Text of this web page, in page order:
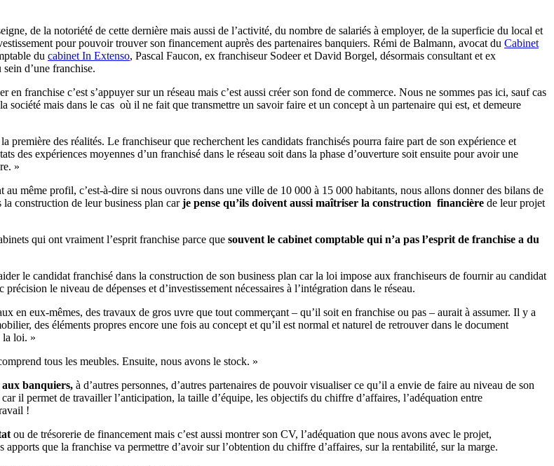
de la notoriété de cette dernière mais aussi de l’activité, du nombre de salariés à employer, de la superficie du local et
pour pouvoir trouver son financement auprès des partenaires banquiers. Rémi de Balmann, avocat du Cabinet
du cabinet In Extenso, Pascal Faucon, ex franchiseur Sodeer et David Borgel, désormais consultant et ex
d’une franchise.
franchise c’est s’appuyer sur un réseau mais c’est aussi créer son fond de commerce. Nous ne sommes pas ici, sauf cas
mais dans le cas où il ne fait que transmettre un savoir faire et un concept à un partenaire qui est, et demeure
première des réalités. Le franchiseur que recherchent les candidats franchisés pourra faire part de son expérience et
des expériences moyennes d’un franchisé dans le réseau soit dans la phase d’ouverture soit ensuite pour avoir une
»
même profil, c’est-à-dire si nous ouvrons dans une ville de 10 000 à 15 000 habitants, nous allons donner des bilans de
construction de leur business plan carje pense qu’ils doivent aussi maîtriser la construction financière de leur projet
qui ont vraiment l’esprit franchise parce que souvent le cabinet comptable qui n’a pas l’esprit de franchise a du
le candidat franchisé dans la construction de son business plan car la loi impose aux franchiseurs de fournir au candidat
le niveau de dépenses et d’investissement nécessaires à l’intégration dans le réseau.
en eux-mêmes, des travaux de gros uvre que tout commerçant – qu’il soit en franchise ou pas – aurait à assumer. Il y a
des éléments propres encore une fois au concept et qu’il est normal et naturel de retrouver dans le document
la loi. »
tous les meubles. Ensuite, nous avons le stock. »
aux banquiers, à d’autres personnes, d’autres partenaires de pouvoir visualiser ce qu’il a envie de faire au niveau de son
il permet de travailler l’anticipation, la taille d’équipe, les objectifs du chiffre d’affaires, l’adéquation entre
!
ou de trésorerie de financement mais c’est aussi montrer son CV, l’adéquation que nous avons avec le projet,
que la franchise va permettre d’avoir sur l’obtention du chiffre d’affaires, sur la rentabilité, sur la marge.